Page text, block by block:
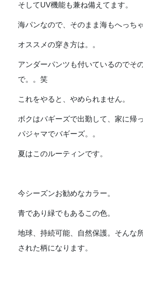
そしてUV機能も兼ね備えてます。
海パンなので、そのまま海もへっちゃ
オススメの穿き方は。。
アンダーパンツも付いているのでそ
で。。笑
これをやると、やめられません。
ボクはバギーズで出勤して、家に帰
パジャマでバギーズ。。
夏はこのルーティンです。
今シーズンお勧めなカラー。
青であり緑でもあるこの色。
地球、持続可能、自然保護。そんな
された柄になります。